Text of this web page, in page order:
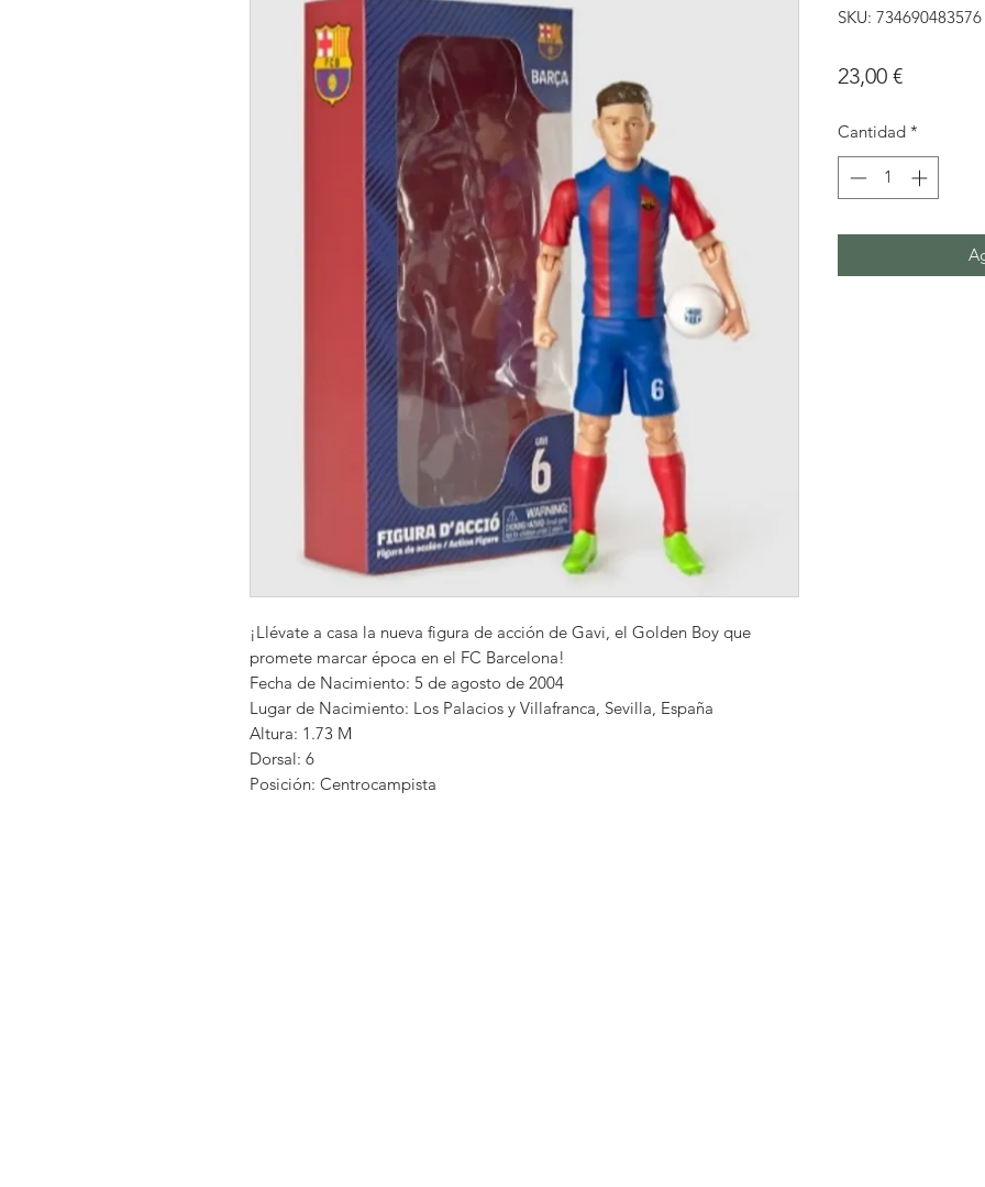
¡Llévate a casa la nueva figura de acción de Gavi, el Golden Boy que
promete marcar época en el FC Barcelona!
Fecha de Nacimiento: 5 de agosto de 2004
Lugar de Nacimiento: Los Palacios y Villafranca, Sevilla, España
Altura: 1.73 M
Dorsal: 6
Posición: Centrocampista
SKU: 734690483576
23,00 €Precio
Cantidad *